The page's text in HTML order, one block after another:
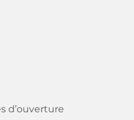
d’ouverture